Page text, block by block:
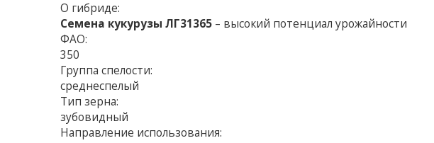
О гибриде:
Семена кукурузы ЛГ31365 – высокий потенциал урожайности
ФАО:
350
Группа спелости:
среднеспелый
Тип зерна:
зубовидный
Направление использования: